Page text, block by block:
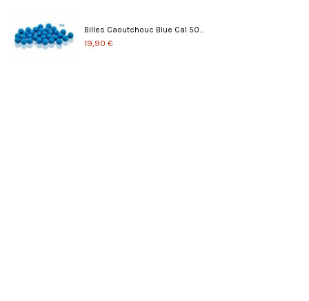
Billes Caoutchouc Blue Cal 50...
19,90 €